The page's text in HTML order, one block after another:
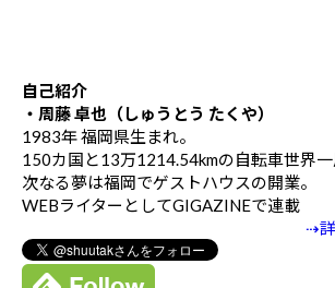
自己紹介
・周藤 卓也（しゅうとう たくや）
1983年 福岡県生まれ。
150カ国と13万1214.54kmの自転車世界一
次なる夢は福岡でゲストハウスの開業。
WEBライターとしてGIGAZINEで連載
⇢